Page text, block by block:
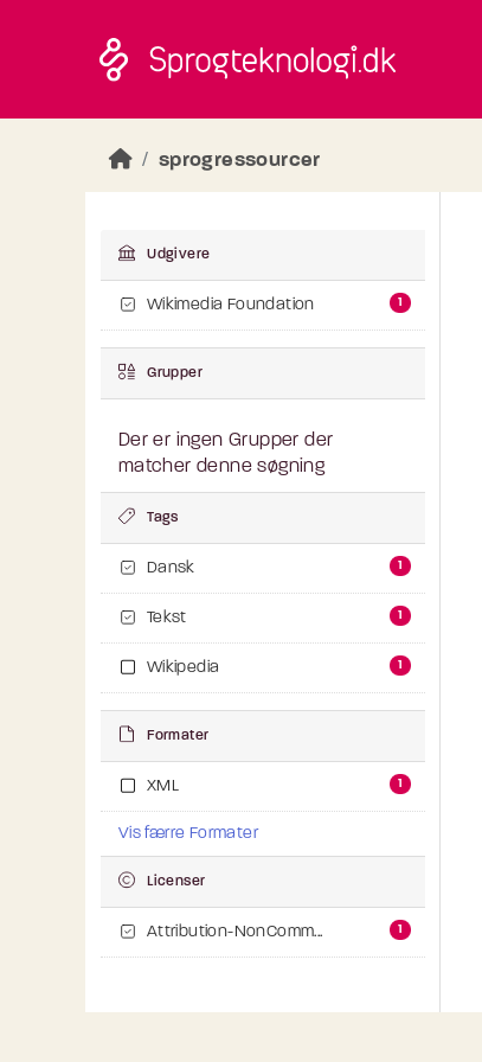
sprogressourcer
Udgivere
Wikimedia Foundation 1
Grupper
Der er ingen Grupper der
matcher denne søgning
Tags
Dansk 1
Tekst 1
Wikipedia 1
Formater
XML 1
Vis færre Formater
Licenser
Attribution-NonComm... 1